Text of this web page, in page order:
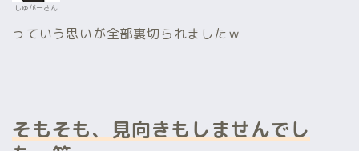
しゅがーさん
っていう思いが全部裏切られましたｗ
そもそも、見向きもしませんでし